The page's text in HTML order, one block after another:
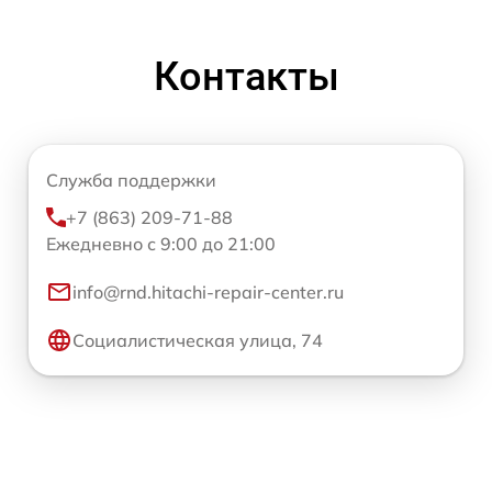
Контакты
Служба поддержки
+7 (863) 209-71-88
Ежедневно с 9:00 до 21:00
info@rnd.hitachi-repair-center.ru
Социалистическая улица, 74